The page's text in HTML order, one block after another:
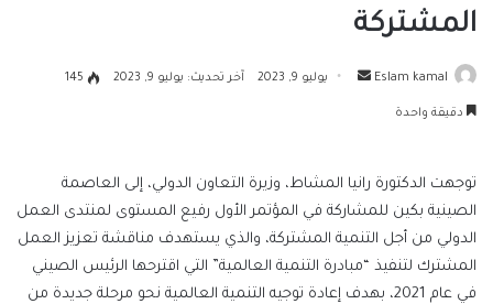
المشتركة
Eslam kamal
أرسل يوليو 9, 2023 آخر تحديث: يوليو 9, 2023 145
دقيقة واحدة
توجهت الدكتورة رانيا المشاط، وزيرة التعاون الدولي، إلى العاصمة
الصينية بكين للمشاركة في المؤتمر الأول رفيع المستوى لمنتدى العمل
الدولي من أجل التنمية المشتركة، والذي يستهدف مناقشة تعزيز العمل
المشترك لتنفيذ “مبادرة التنمية العالمية” التي اقترحها الرئيس الصيني
في عام 2021، بهدف إعادة توجيه التنمية العالمية نحو مرحلة جديدة من